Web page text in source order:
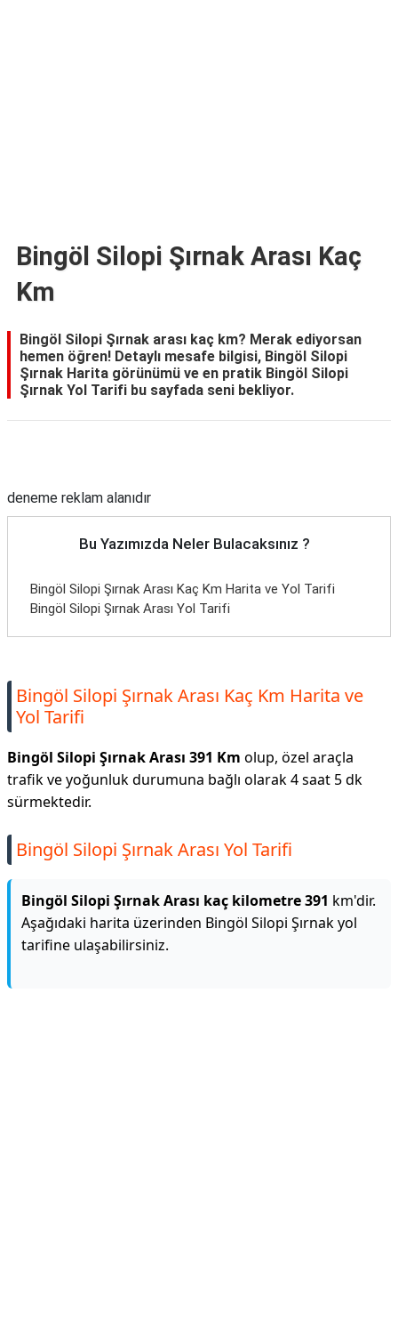
Bingöl Silopi Şırnak Arası Kaç
Km
Bingöl Silopi Şırnak arası kaç km? Merak ediyorsan
hemen öğren! Detaylı mesafe bilgisi, Bingöl Silopi
Şırnak Harita görünümü ve en pratik Bingöl Silopi
Şırnak Yol Tarifi bu sayfada seni bekliyor.
deneme reklam alanıdır
Bu Yazımızda Neler Bulacaksınız ?
Bingöl Silopi Şırnak Arası Kaç Km Harita ve Yol Tarifi
Bingöl Silopi Şırnak Arası Yol Tarifi
Bingöl Silopi Şırnak Arası Kaç Km Harita ve
Yol Tarifi
Bingöl Silopi Şırnak Arası 391 Km olup, özel araçla
trafik ve yoğunluk durumuna bağlı olarak 4 saat 5 dk
sürmektedir.
Bingöl Silopi Şırnak Arası Yol Tarifi
Bingöl Silopi Şırnak Arası kaç kilometre 391 km'dir.
Aşağıdaki harita üzerinden Bingöl Silopi Şırnak yol
tarifine ulaşabilirsiniz.